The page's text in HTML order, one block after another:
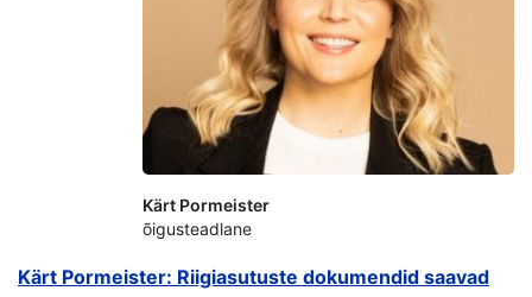
Kärt Pormeister: Riigiasutuste dokumendid saavad
Kärt Pormeister
õigusteadlane